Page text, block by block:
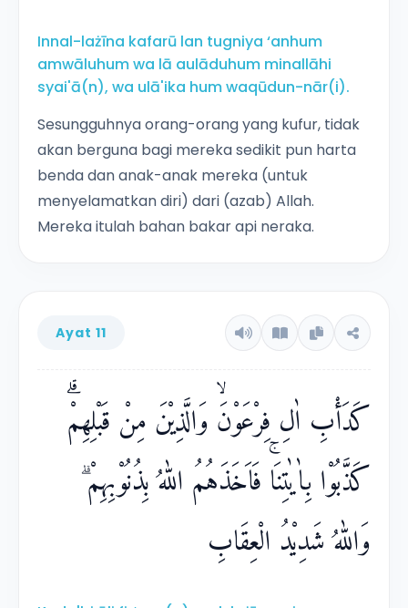
Innal-lażīna kafarū lan tugniya ‘anhum
amwāluhum wa lā aulāduhum minallāhi
syai'ā(n), wa ulā'ika hum waqūdun-nār(i).
Sesungguhnya orang-orang yang kufur, tidak
akan berguna bagi mereka sedikit pun harta
benda dan anak-anak mereka (untuk
menyelamatkan diri) dari (azab) Allah.
Mereka itulah bahan bakar api neraka.
Ayat 11
كَدَأْبِ اٰلِ فِرْعَوْنَۙ وَالَّذِيْنَ مِنْ قَبْلِهِمْۗ
كَذَّبُوْا بِاٰيٰتِنَاۚ فَاَخَذَهُمُ اللّٰهُ بِذُنُوْبِهِمْ ۗ
وَاللّٰهُ شَدِيْدُ الْعِقَابِ